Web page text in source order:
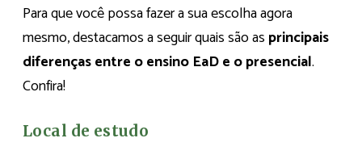
Para que você possa fazer a sua escolha agora
mesmo, destacamos a seguir quais são as principais
diferenças entre o ensino EaD e o presencial.
Confira!
Local de estudo